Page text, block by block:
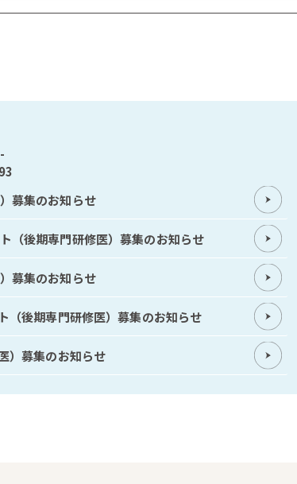
93
募集のお知らせ
（後期専門研修医）募集のお知らせ
募集のお知らせ
（後期専門研修医）募集のお知らせ
）募集のお知らせ